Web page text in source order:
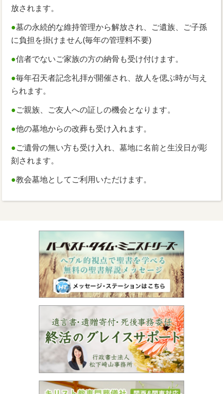
放されます。
●墓の永続的な維持管理から解放され、ご遺族、ご子孫
に負担を掛けません(毎年の管理料不要)
●信者でないご家族の方の納骨も受け付けます。
●毎年召天者記念礼拝が開催され、故人を偲ぶ時が与え
られます。
●ご親族、ご友人への証しの機会となります。
●他の墓地からの改葬も受け入れます。
●ご遺骨の無い方も受け入れ、墓地に名前と生没日が彫
刻されます。
●教会墓地としてご利用いただけます。